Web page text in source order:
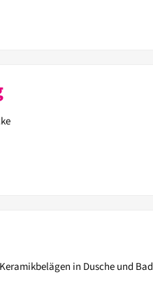
in Dusche und Bad